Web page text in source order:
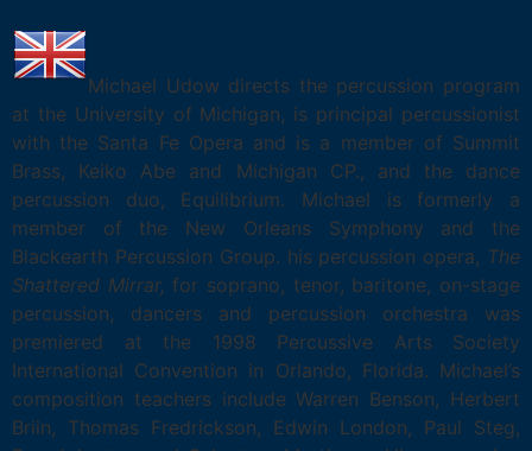
Michael Udow directs the percussion program
at the University of Michigan, is principal percussionist
with the Santa Fe Opera and is a member of Summit
Brass, Keiko Abe and Michigan CP., and the dance
percussion duo, Equilibrium. Michael is formerly a
member of the New Orleans Symphony and the
Blackearth Percussion Group. his percussion opera, The
Shattered Mirrar, for soprano, tenor, baritone, on-stage
percussion, dancers and percussion orchestra was
premiered at the 1998 Percussive Arts Society
International Convention in Orlando, Florida. Michael’s
com­position teachers include Warren Benson, Herbert
Briin, Thomas Fredrickson, Edwin London, Paul Steg,